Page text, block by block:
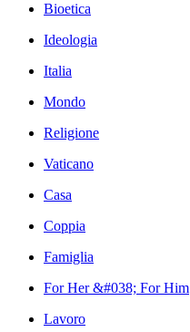
Bioetica
Ideologia
Italia
Mondo
Religione
Vaticano
Casa
Coppia
Famiglia
For Her &#038; For Him
Lavoro